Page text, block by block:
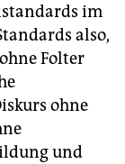
im
also,
Folter
ohne
und